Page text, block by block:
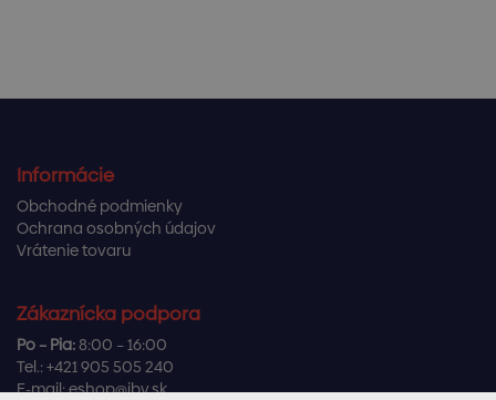
Informácie
Obchodné podmienky
Ochrana osobných údajov
Vrátenie tovaru
Zákaznícka podpora
Po – Pia:8:00 – 16:00
Tel.: +421 905 505 240
E-mail:eshop@ibv.sk